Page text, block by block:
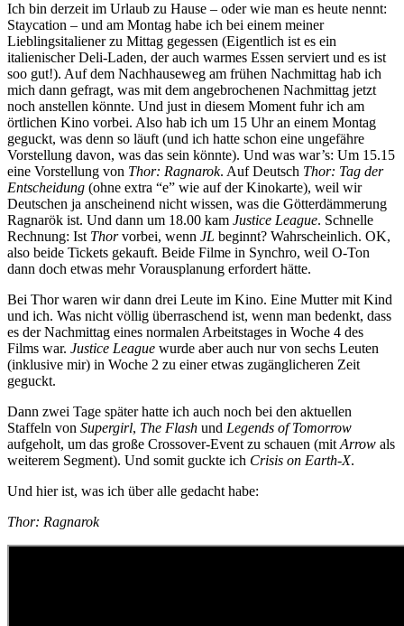
Ich bin derzeit im Urlaub zu Hause – oder wie man es heute nennt:
Staycation – und am Montag habe ich bei einem meiner
Lieblingsitaliener zu Mittag gegessen (Eigentlich ist es ein
italienischer Deli-Laden, der auch warmes Essen serviert und es ist
soo gut!). Auf dem Nachhauseweg am frühen Nachmittag hab ich
mich dann gefragt, was mit dem angebrochenen Nachmittag jetzt
noch anstellen könnte. Und just in diesem Moment fuhr ich am
örtlichen Kino vorbei. Also hab ich um 15 Uhr an einem Montag
geguckt, was denn so läuft (und ich hatte schon eine ungefähre
Vorstellung davon, was das sein könnte). Und was war’s: Um 15.15
eine Vorstellung von Thor: Ragnarok. Auf Deutsch Thor: Tag der
Entscheidung (ohne extra “e” wie auf der Kinokarte), weil wir
Deutschen ja anscheinend nicht wissen, was die Götterdämmerung
Ragnarök ist. Und dann um 18.00 kam Justice League. Schnelle
Rechnung: Ist Thorvorbei, wenn JL beginnt? Wahrscheinlich. OK,
also beide Tickets gekauft. Beide Filme in Synchro, weil O-Ton
dann doch etwas mehr Vorausplanung erfordert hätte.
Bei Thor waren wir dann drei Leute im Kino. Eine Mutter mit Kind
und ich. Was nicht völlig überraschend ist, wenn man bedenkt, dass
es der Nachmittag eines normalen Arbeitstages in Woche 4 des
Films war. Justice League wurde aber auch nur von sechs Leuten
(inklusive mir) in Woche 2 zu einer etwas zugänglicheren Zeit
geguckt.
Dann zwei Tage später hatte ich auch noch bei den aktuellen
Staffeln von Supergirl, The Flash und Legends of Tomorrow
aufgeholt, um das große Crossover-Event zu schauen (mit Arrow als
weiterem Segment). Und somit guckte ich Crisis on Earth-X.
Und hier ist, was ich über alle gedacht habe:
Thor: Ragnarok